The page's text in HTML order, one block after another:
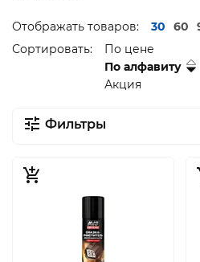
Отображать товаров: 30 60
Сортировать:
По цене
По алфавиту
Акция
Фильтры